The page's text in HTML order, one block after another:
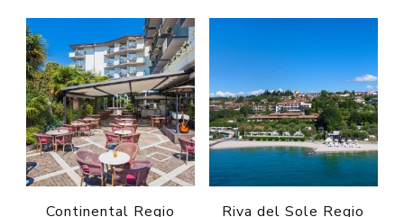
Continental Regio
Riva del Sole Regio